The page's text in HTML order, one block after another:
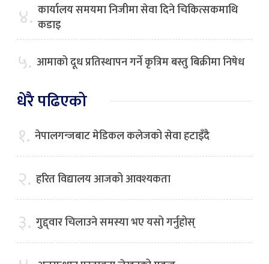
४. कार्यालय समयमा निजीमा सेवा दिने चिकित्सकमाथि
कडाइ
५. आमाको दूध प्रतिस्थापन गर्ने कृत्रिम बस्तु बिक्रीमा निषेध
धेरै पढिएको
१. नेपालगन्जबाट मेडिकल कलेजको सेवा हटाइँदै
२. हरित विद्यालय आजको आवश्यकता
३. गुद्द्वार चिलाउने समस्या भए यसो गर्नुहोस्